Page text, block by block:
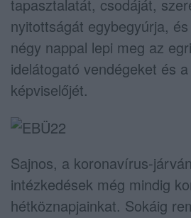
tapasztalatát, csodáját,
nyitottságát egybegyúrja,
négy nappal lepi meg az
idelátogató vendégeket és
képviselőjét.
Sajnos, a koronavírus-
intézkedések még mindig
hétköznapjainkat. Sokáig